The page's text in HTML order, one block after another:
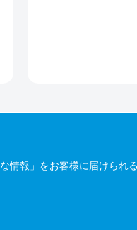
報」をお客様に届けられ